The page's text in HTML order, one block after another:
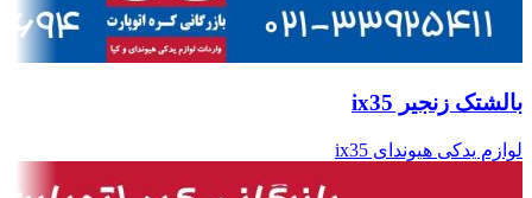
بالشتک زنجیر ix35
لوازم یدکی هیوندای ix35